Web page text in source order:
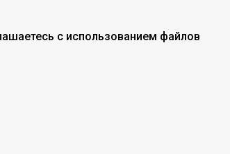
с использованием файлов